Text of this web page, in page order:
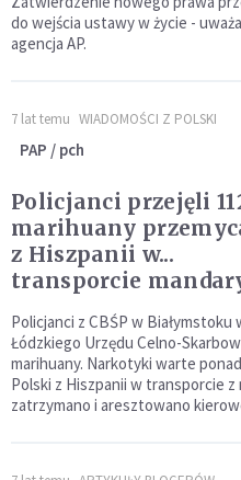
do wejścia ustawy w życie -
agencja AP.
7 lat temu WIADOMOŚCI Z POLSKI
PAP / pch
Policjanci przejęli
marihuany
z Hiszpanii w...
transporcie
Policjanci z CBŚP w
Łódzkiego Urzędu Celno-
marihuany. Narkotyki warte
Polski z Hiszpanii w transporcie
zatrzymano i aresztowano